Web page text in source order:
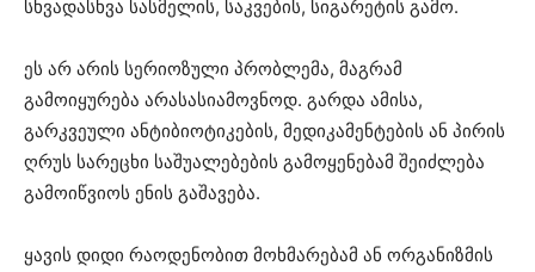
სხვადასხვა სასმელის, საკვების, სიგარეტის გამო.
ეს არ არის სერიოზული პრობლემა, მაგრამ
გამოიყურება არასასიამოვნოდ. გარდა ამისა,
გარკვეული ანტიბიოტიკების, მედიკამენტების ან პირის
ღრუს სარეცხი საშუალებების გამოყენებამ შეიძლება
გამოიწვიოს ენის გაშავება.
ყავის დიდი რაოდენობით მოხმარებამ ან ორგანიზმის